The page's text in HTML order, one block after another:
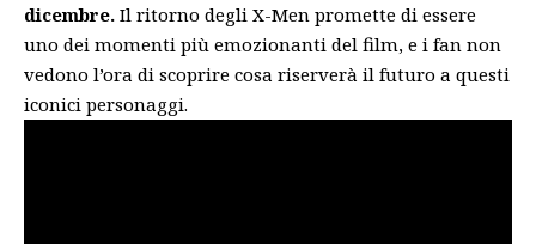
dicembre. Il ritorno degli X-Men promette di essere
uno dei momenti più emozionanti del film, e i fan non
vedono l’ora di scoprire cosa riserverà il futuro a questi
iconici personaggi.